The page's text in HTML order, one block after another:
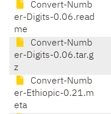
Convert-Numb
er-Digits-0.06.read
me
Convert-Numb
er-Digits-0.06.tar.g
z
Convert-Numb
er-Ethiopic-0.21.m
eta